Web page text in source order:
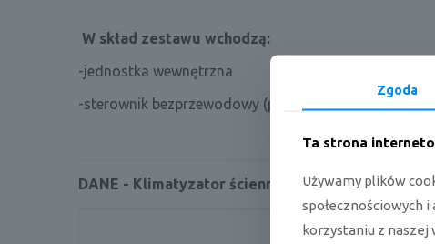
W skład zestawu wchodzą:
-jednostka wewnętrzna
-sterownik bezprzewodowy (pilot)
DANE - Klimatyzator ścienny Gree Amber
Zgoda
Ta strona
Używamy plików
społecznościowych
korzystaniu z naszej